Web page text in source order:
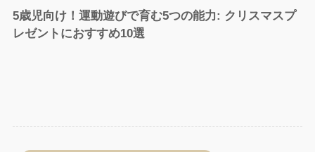
5歳児向け！運動遊びで育む5つの能力: クリスマスプ
レゼントにおすすめ10選